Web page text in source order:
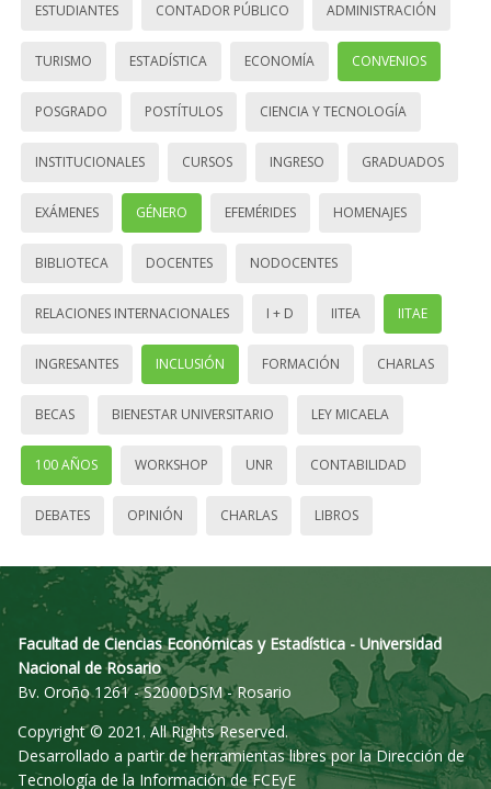
ESTUDIANTES CONTADOR PÚBLICO ADMINISTRACIÓN
TURISMO ESTADÍSTICA ECONOMÍA CONVENIOS
POSGRADO POSTÍTULOS CIENCIA Y TECNOLOGÍA
INSTITUCIONALES CURSOS INGRESO GRADUADOS
EXÁMENES GÉNERO EFEMÉRIDES HOMENAJES
BIBLIOTECA DOCENTES NODOCENTES
RELACIONES INTERNACIONALES I + D IITEA IITAE
INGRESANTES INCLUSIÓN FORMACIÓN CHARLAS
BECAS BIENESTAR UNIVERSITARIO LEY MICAELA
100 AÑOS WORKSHOP UNR CONTABILIDAD
DEBATES OPINIÓN CHARLAS LIBROS
Facultad de Ciencias Económicas y Estadística - Universidad
Nacional de Rosario
Bv. Oroño 1261 - S2000DSM - Rosario
Copyright © 2021. All Rights Reserved.
Desarrollado a partir de herramientas libres por la Dirección de
Tecnología de la Información de FCEyE